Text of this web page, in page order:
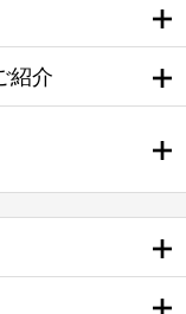
紹介